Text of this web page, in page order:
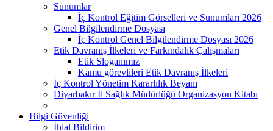
Sunumlar
İç Kontrol Eğitim Görselleri ve Sunumları 2026
Genel Bilgilendirme Dosyası
İç Kontrol Genel Bilgilendirme Dosyası 2026
Etik Davranış İlkeleri ve Farkındalık Çalışmaları
Etik Sloganımız
Kamu görevlileri Etik Davranış İlkeleri
İç Kontrol Yönetim Kararlılık Beyanı
Diyarbakır İl Sağlık Müdürlüğü Organizasyon Kitabı
Bilgi Güvenliği
İhlal Bildirim